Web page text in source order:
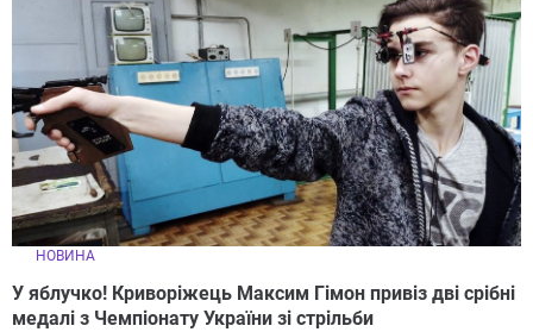
НОВИНА
У яблучко! Криворіжець Максим Гімон привіз дві срібні
медалі з Чемпіонату України зі стрільби